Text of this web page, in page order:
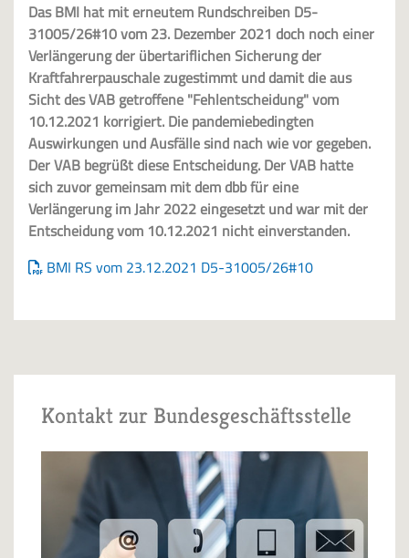
Das BMI hat mit erneutem Rundschreiben D5-
31005/26#10 vom 23. Dezember 2021 doch noch einer
Verlängerung der übertariflichen Sicherung der
Kraftfahrerpauschale zugestimmt und damit die aus
Sicht des VAB getroffene "Fehlentscheidung" vom
10.12.2021 korrigiert. Die pandemiebedingten
Auswirkungen und Ausfälle sind nach wie vor gegeben.
Der VAB begrüßt diese Entscheidung. Der VAB hatte
sich zuvor gemeinsam mit dem dbb für eine
Verlängerung im Jahr 2022 eingesetzt und war mit der
Entscheidung vom 10.12.2021 nicht einverstanden.
BMI RS vom 23.12.2021 D5-31005/26#10
Kontakt zur Bundesgeschäftsstelle